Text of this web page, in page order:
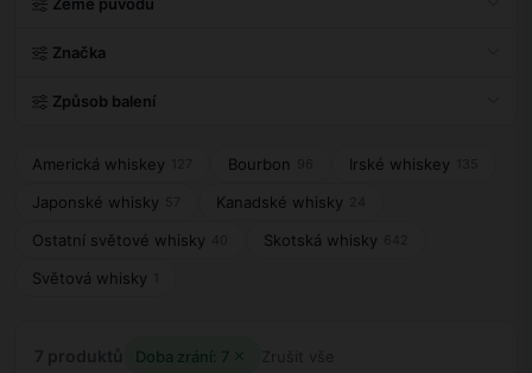
Země původu
Značka
Způsob balení
Americká whiskey Bourbon Irské whiskey
Japonské whisky Kanadské whisky
Ostatní světové whisky Skotská whisky
Světová whisky
Doba zrání: 7